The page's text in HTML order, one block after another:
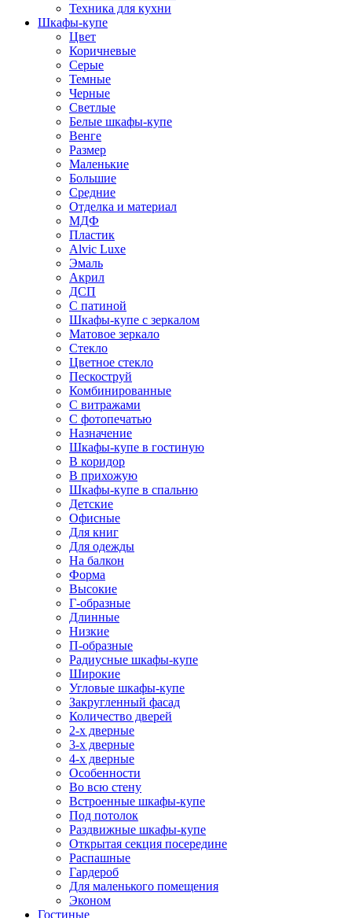
Техника для кухни
Шкафы-купе
Цвет
Коричневые
Серые
Темные
Черные
Светлые
Белые шкафы-купе
Венге
Размер
Маленькие
Большие
Средние
Отделка и материал
МДФ
Пластик
Alvic Luxe
Эмаль
Акрил
ДСП
С патиной
Шкафы-купе с зеркалом
Матовое зеркало
Стекло
Цветное стекло
Пескоструй
Комбинированные
С витражами
С фотопечатью
Назначение
Шкафы-купе в гостиную
В коридор
В прихожую
Шкафы-купе в спальню
Детские
Офисные
Для книг
Для одежды
На балкон
Форма
Высокие
Г-образные
Длинные
Низкие
П-образные
Радиусные шкафы-купе
Широкие
Угловые шкафы-купе
Закругленный фасад
Количество дверей
2-х дверные
3-х дверные
4-х дверные
Особенности
Во всю стену
Встроенные шкафы-купе
Под потолок
Раздвижные шкафы-купе
Открытая секция посередине
Распашные
Гардероб
Для маленького помещения
Эконом
Гостиные